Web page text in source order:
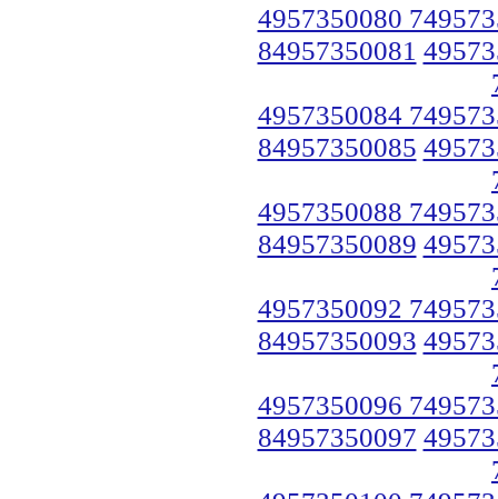
4957350080
84957350081
4957350084
84957350085
4957350088
84957350089
4957350092
84957350093
4957350096
84957350097